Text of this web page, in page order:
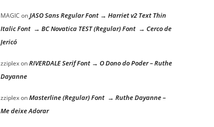
MAGIC onJASO Sans Regular Font → Harriet v2 Text Thin
Italic Font → BC Novatica TEST (Regular) Font → Cerco de
Jericó
zziplexonRIVERDALE Serif Font → O Dono do Poder – Ruthe
Dayanne
zziplexonMasterline (Regular) Font → Ruthe Dayanne –
Me deixe Adorar